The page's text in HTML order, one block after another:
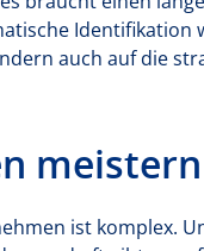
auch auf die
meistern
ist komplex.